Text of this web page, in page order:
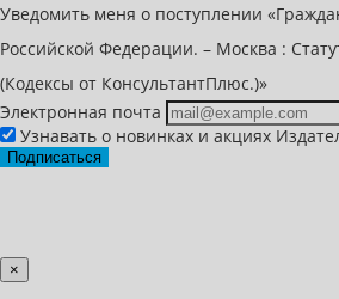
Уведомить меня о поступлении
Российской Федерации. – Москва :
(Кодексы от КонсультантПлюс.)»
Электронная почта
Узнавать о новинках и акциях
Подписаться
×